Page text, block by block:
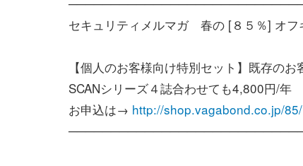
セキュリティメルマガ 春の [８５％] オフ
【個人のお客様向け特別セット】既存のお
SCANシリーズ４誌合わせても4,800
お申込は→ http://shop.vagabond.co.jp/85/